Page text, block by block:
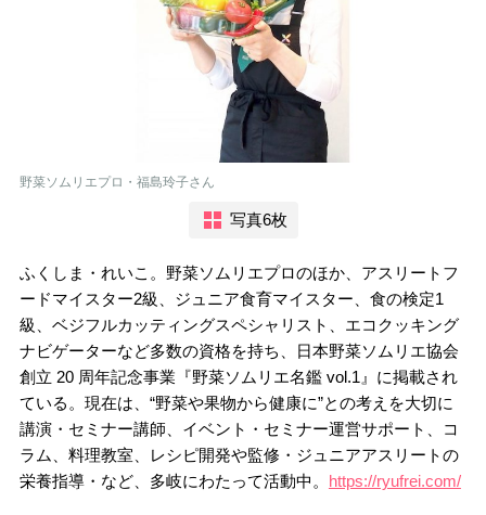
野菜ソムリエプロ・福島玲子さん
写真6枚
ふくしま・れいこ。野菜ソムリエプロのほか、アスリートフ
ードマイスター2級、ジュニア食育マイスター、食の検定1
級、ベジフルカッティングスペシャリスト、エコクッキング
ナビゲーターなど多数の資格を持ち、日本野菜ソムリエ協会
創立 20 周年記念事業『野菜ソムリエ名鑑 vol.1』に掲載され
ている。現在は、“野菜や果物から健康に”との考えを大切に
講演・セミナー講師、イベント・セミナー運営サポート、コ
ラム、料理教室、レシピ開発や監修・ジュニアアスリートの
栄養指導・など、多岐にわたって活動中。 https://ryufrei.com/